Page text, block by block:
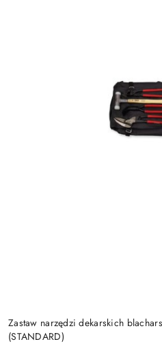
Zastaw narzędzi dekarskich
(STANDARD)